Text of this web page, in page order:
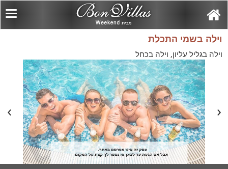
וילה בשמי התכלת
וילה בגליל עליון, וילה בכחל